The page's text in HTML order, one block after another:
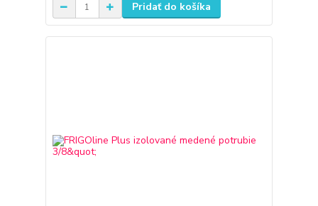
Pridať do košíka